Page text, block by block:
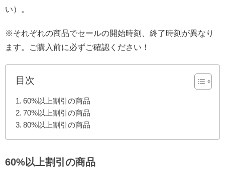
い）。
※それぞれの商品でセールの開始時刻、終了時刻が異なり
ます。ご購入前に必ずご確認ください！
目次
60%以上割引の商品
70%以上割引の商品
80%以上割引の商品
60%以上割引の商品